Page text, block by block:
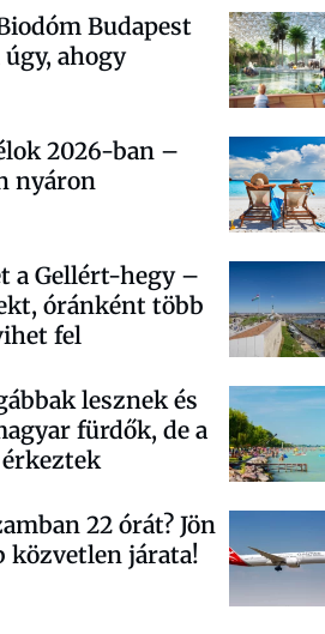
Budapest
ahogy
2026-ban –
nyáron
a Gellért-hegy –
óránként több
fel
lesznek és
fürdők, de a
22 órát? Jön
közvetlen járata!